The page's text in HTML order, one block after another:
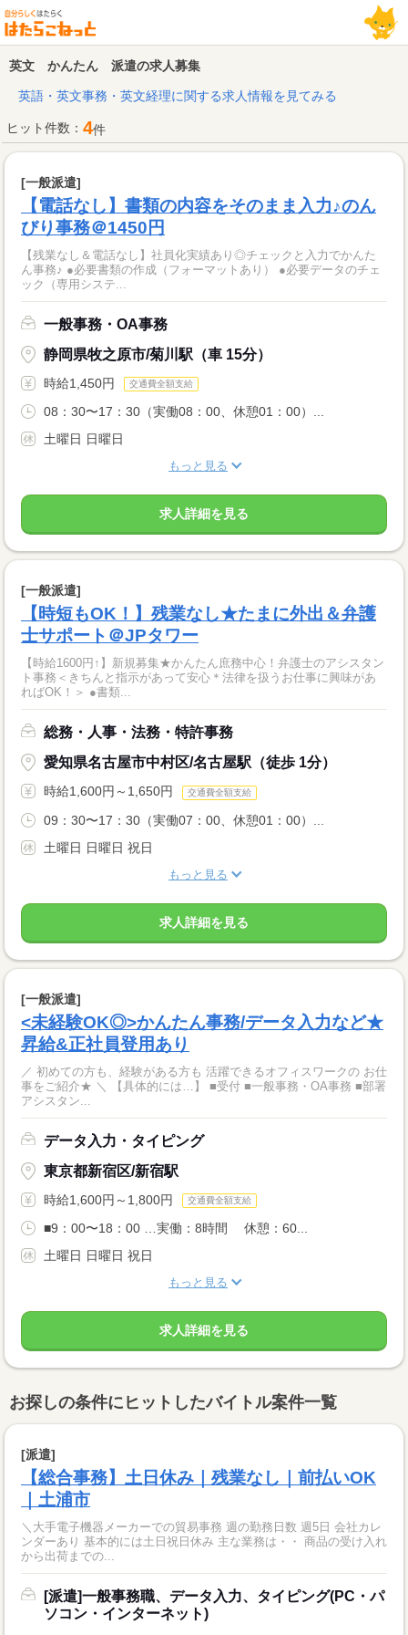
英文 かんたん 派遣の求人募集
英語・英文事務・英文経理に関する求人情報を見てみる
ヒット件数： 4件
[一般派遣]
【電話なし】書類の内容をそのまま入力♪のん
びり事務＠1450円
【残業なし＆電話なし】社員化実績あり◎チェックと入力でかんた
ん事務♪ ●必要書類の作成（フォーマットあり） ●必要データのチェ
ック（専用システ...
一般事務・OA事務
静岡県牧之原市/菊川駅（車 15分）
時給1,450円 交通費全額支給
08：30〜17：30（実働08：00、休憩01：00）...
土曜日 日曜日
もっと見る
求人詳細を見る
[一般派遣]
【時短もOK！】残業なし★たまに外出＆弁護
士サポート＠JPタワー
【時給1600円↑】新規募集★かんたん庶務中心！弁護士のアシスタン
ト事務＜きちんと指示があって安心＊法律を扱うお仕事に興味があ
ればOK！＞ ●書類...
総務・人事・法務・特許事務
愛知県名古屋市中村区/名古屋駅（徒歩 1分）
時給1,600円～1,650円 交通費全額支給
09：30〜17：30（実働07：00、休憩01：00）...
土曜日 日曜日 祝日
もっと見る
求人詳細を見る
[一般派遣]
<未経験OK◎>かんたん事務/データ入力など★
昇給&正社員登用あり
／ 初めての方も、経験がある方も 活躍できるオフィスワークの お仕
事をご紹介★ ＼ 【具体的には…】 ■受付 ■一般事務・OA事務 ■部署
アシスタン...
データ入力・タイピング
東京都新宿区/新宿駅
時給1,600円～1,800円 交通費全額支給
■9：00〜18：00 …実働：8時間 休憩：60...
土曜日 日曜日 祝日
もっと見る
求人詳細を見る
お探しの条件にヒットしたバイトル案件一覧
[派遣]
【総合事務】土日休み｜残業なし｜前払いOK
｜土浦市
＼大手電子機器メーカーでの貿易事務 週の勤務日数 週5日 会社カレ
ンダーあり 基本的には土日祝日休み 主な業務は・・ 商品の受け入れ
から出荷までの...
[派遣]一般事務職、データ入力、タイピング(PC・パ
ソコン・インターネット)